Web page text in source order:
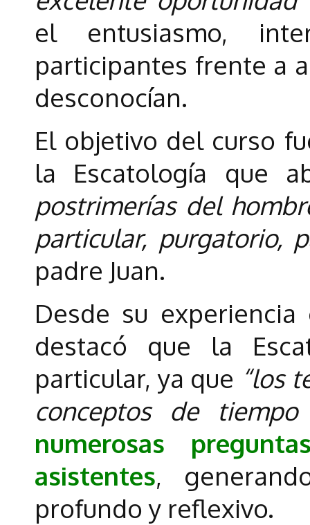
el entusiasmo,
participantes frente a
desconocían.
El objetivo del curso
la Escatología que
postrimerías del
particular, purgatorio,
padre Juan.
Desde su
destacó que la
particular, ya que “los
conceptos de
numerosas
asistentes,
profundo y reflexivo.